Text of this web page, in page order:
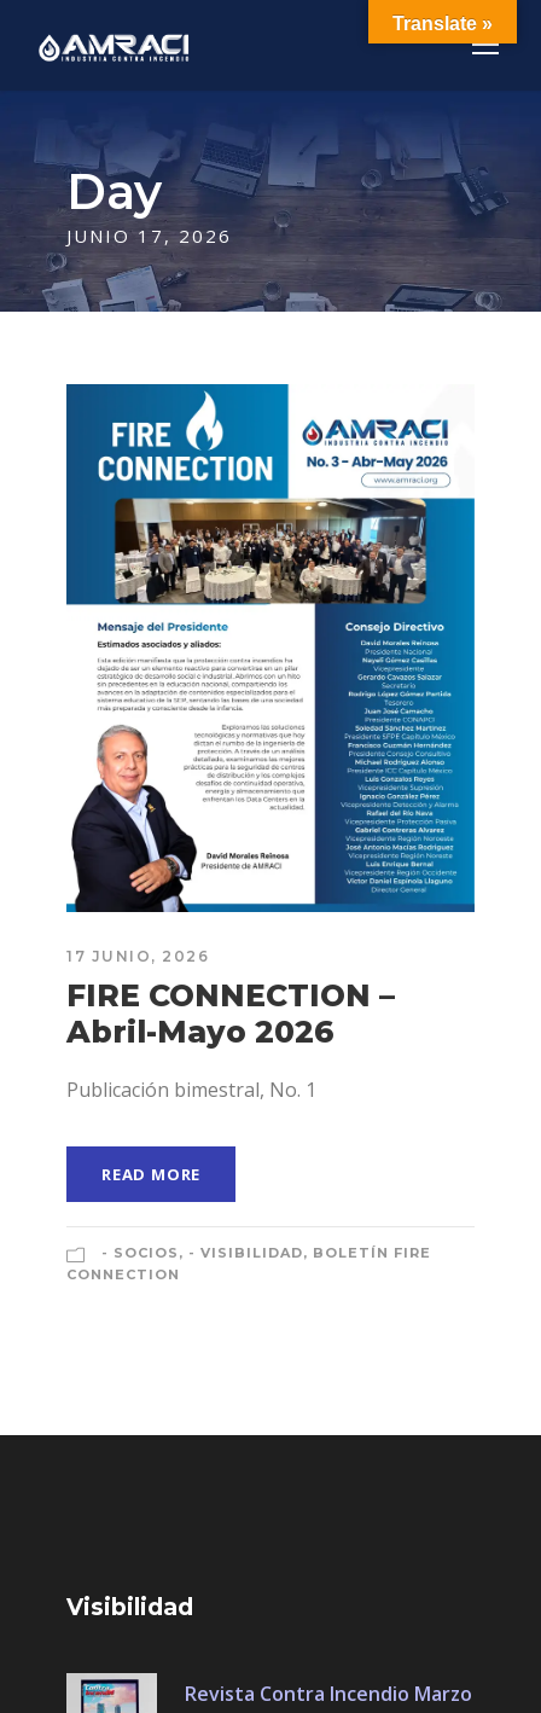
Day
JUNIO 17, 2026
17 JUNIO, 2026
FIRE CONNECTION –
Abril-Mayo 2026
Publicación bimestral, No. 1
READ MORE
- SOCIOS , - VISIBILIDAD, BOLETÍN FIRE
CONNECTION
Visibilidad
Revista Contra Incendio Marzo
Translate »